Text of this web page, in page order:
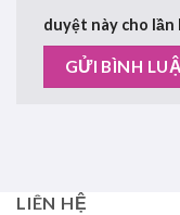
duyệt này cho lần
LIÊN HỆ